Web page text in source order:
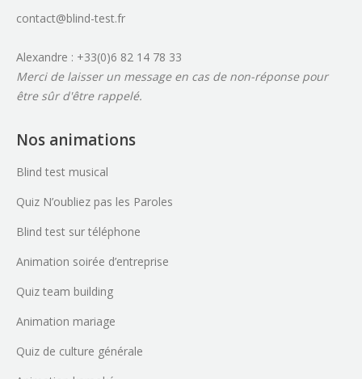
contact@blind-test.fr
Alexandre : +33(0)6 82 14 78 33
Merci de laisser un message en cas de non-réponse pour
être sûr d'être rappelé.
Nos animations
Blind test musical
Quiz N’oubliez pas les Paroles
Blind test sur téléphone
Animation soirée d’entreprise
Quiz team building
Animation mariage
Quiz de culture générale